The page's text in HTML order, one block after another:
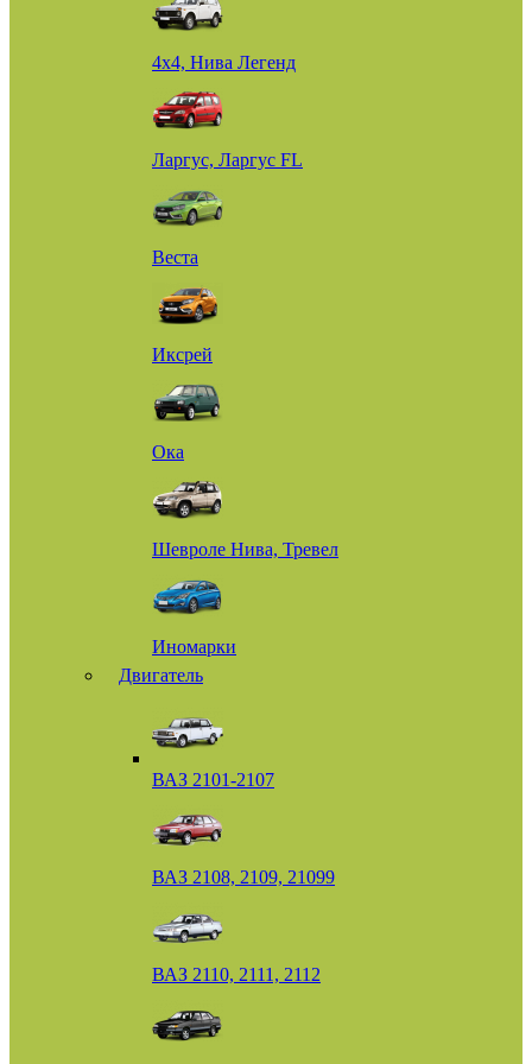
4х4, Нива Легенд
Ларгус, Ларгус FL
Веста
Иксрей
Ока
Шевроле Нива, Тревел
Иномарки
Двигатель
ВАЗ 2101-2107
ВАЗ 2108, 2109, 21099
ВАЗ 2110, 2111, 2112